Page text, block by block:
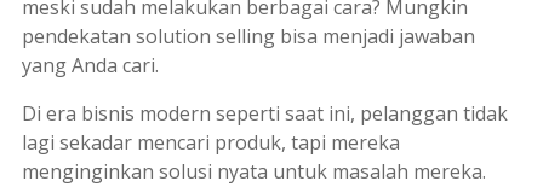
meski sudah melakukan berbagai cara? Mungkin
pendekatan solution sellingbisa menjadi jawaban
yang Anda cari.
Di era bisnis modern seperti saat ini, pelanggan tidak
lagi sekadar mencari produk, tapi mereka
menginginkan solusi nyata untuk masalah mereka.